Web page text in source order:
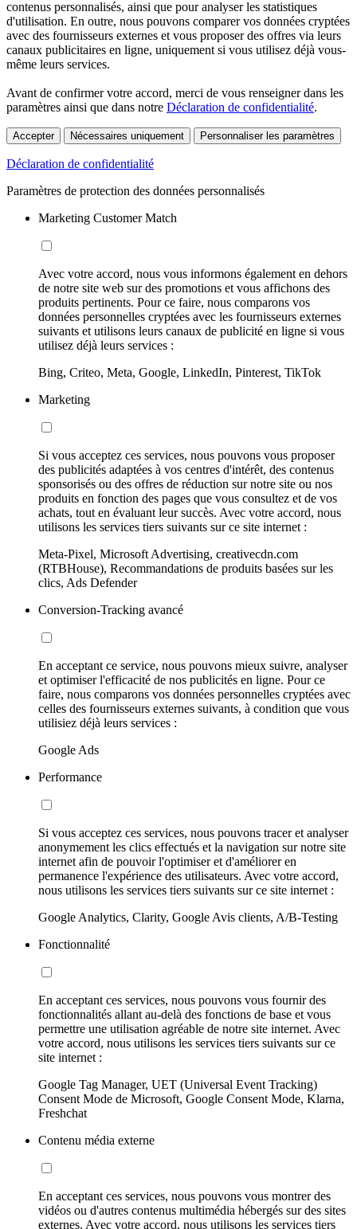
contenus personnalisés, ainsi que pour analyser les statistiques
d'utilisation. En outre, nous pouvons comparer vos données cryptées
avec des fournisseurs externes et vous proposer des offres via leurs
canaux publicitaires en ligne, uniquement si vous utilisez déjà vous-
même leurs services.
Avant de confirmer votre accord, merci de vous renseigner dans les
paramètres ainsi que dans notre Déclaration de confidentialité.
Accepter Nécessaires uniquement Personnaliser les paramètres
Déclaration de confidentialité
Paramètres de protection des données personnalisés
Marketing Customer Match
Avec votre accord, nous vous informons également en dehors
de notre site web sur des promotions et vous affichons des
produits pertinents. Pour ce faire, nous comparons vos
données personnelles cryptées avec les fournisseurs externes
suivants et utilisons leurs canaux de publicité en ligne si vous
utilisez déjà leurs services :
Bing, Criteo, Meta, Google, LinkedIn, Pinterest, TikTok
Marketing
Si vous acceptez ces services, nous pouvons vous proposer
des publicités adaptées à vos centres d'intérêt, des contenus
sponsorisés ou des offres de réduction sur notre site ou nos
produits en fonction des pages que vous consultez et de vos
achats, tout en évaluant leur succès. Avec votre accord, nous
utilisons les services tiers suivants sur ce site internet :
Meta-Pixel, Microsoft Advertising, creativecdn.com
(RTBHouse), Recommandations de produits basées sur les
clics, Ads Defender
Conversion-Tracking avancé
En acceptant ce service, nous pouvons mieux suivre, analyser
et optimiser l'efficacité de nos publicités en ligne. Pour ce
faire, nous comparons vos données personnelles cryptées avec
celles des fournisseurs externes suivants, à condition que vous
utilisiez déjà leurs services :
Google Ads
Performance
Si vous acceptez ces services, nous pouvons tracer et analyser
anonymement les clics effectués et la navigation sur notre site
internet afin de pouvoir l'optimiser et d'améliorer en
permanence l'expérience des utilisateurs. Avec votre accord,
nous utilisons les services tiers suivants sur ce site internet :
Google Analytics, Clarity, Google Avis clients, A/B-Testing
Fonctionnalité
En acceptant ces services, nous pouvons vous fournir des
fonctionnalités allant au-delà des fonctions de base et vous
permettre une utilisation agréable de notre site internet. Avec
votre accord, nous utilisons les services tiers suivants sur ce
site internet :
Google Tag Manager, UET (Universal Event Tracking)
Consent Mode de Microsoft, Google Consent Mode, Klarna,
Freshchat
Contenu média externe
En acceptant ces services, nous pouvons vous montrer des
vidéos ou d'autres contenus multimédia hébergés sur des sites
externes. Avec votre accord, nous utilisons les services tiers